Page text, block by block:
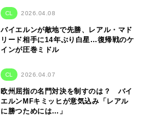
CL 2026.04.08
バイエルンが敵地で先勝、レアル・マド
リード相手に14年ぶり白星…復帰戦のケ
インが圧巻ミドル
CL 2026.04.07
欧州屈指の名門対決を制すのは？ バイ
エルンMFキミッヒが意気込み「レアル
に勝つためには…」